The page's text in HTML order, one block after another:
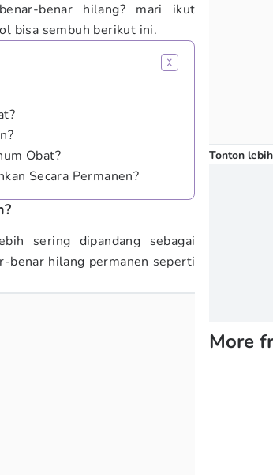
benar hilang? mari ikut
bisa sembuh berikut ini.
Obat?
Secara Permanen?
sering dipandang sebagai
benar hilang permanen seperti
Tonton
More